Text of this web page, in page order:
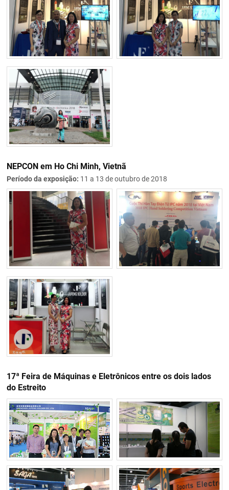
NEPCON em Ho Chi Minh, Vietnã
Período da exposição: 11 a 13 de outubro de 2018
17ª Feira de Máquinas e Eletrônicos entre os dois lados
do Estreito